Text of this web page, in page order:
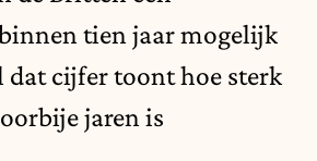
tien jaar mogelijk
dat cijfer toont hoe sterk
jaren is